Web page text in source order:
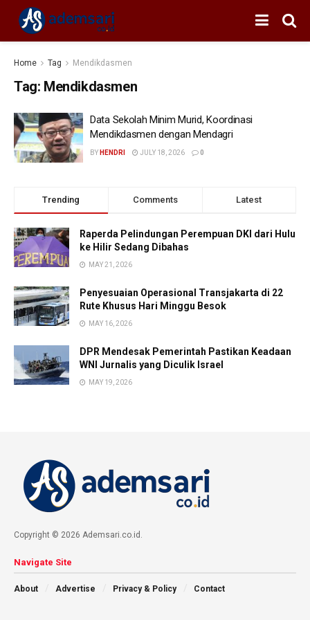
Home Tag Mendikdasmen
Tag: Mendikdasmen
Data Sekolah Minim Murid, Koordinasi
Mendikdasmen dengan Mendagri
BY HENDRI JULY 18, 2026 0
Trending Comments Latest
Raperda Pelindungan Perempuan DKI dari Hulu
ke Hilir Sedang Dibahas
MAY 21, 2026
Penyesuaian Operasional Transjakarta di 22
Rute Khusus Hari Minggu Besok
MAY 16, 2026
DPR Mendesak Pemerintah Pastikan Keadaan
WNI Jurnalis yang Diculik Israel
MAY 19, 2026
Copyright © 2026 Ademsari.co.id.
Navigate Site
About Advertise Privacy & Policy Contact